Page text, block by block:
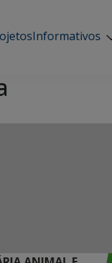
Informativos